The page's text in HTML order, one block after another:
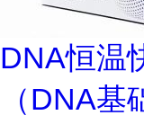
DNA恒温
（DNA基